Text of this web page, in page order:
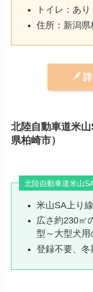
トイレ：あり
住所：新潟
北陸自動車道米
県柏崎市）
北陸自動車道米山
米山SA上り
広さ約230㎡
型～大型犬用
登録不要、